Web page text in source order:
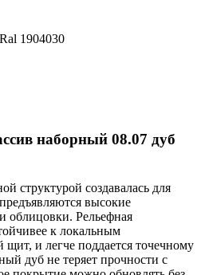
1904030
наборный 08.07 дуб
структурой создавалась для
высокие
облицовки. Рельефная
к локальным
и легче поддается точечному
дуб не теряет прочности с